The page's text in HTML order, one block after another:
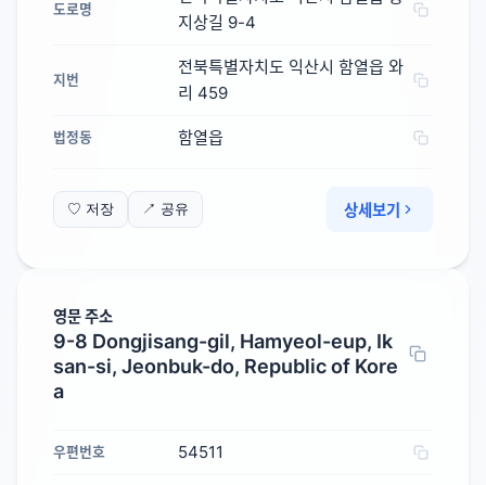
도로명
지상길 9-4
지번
전북특별자치도 익산시 함열읍 와
리 459
법정동 함열읍
♡ 저장 ↗ 공유 상세보기
영문 주소
9-8 Dongjisang-gil, Hamyeol-eup, Ik
san-si, Jeonbuk-do, Republic of Kore
a
우편번호 54511